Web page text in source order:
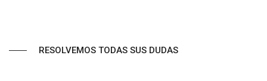
RESOLVEMOS TODAS SUS DUDAS